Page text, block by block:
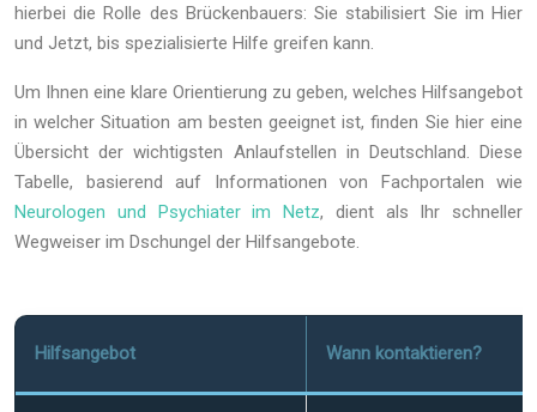
hierbei die Rolle des Brückenbauers: Sie stabilisiert Sie im Hier
und Jetzt, bis spezialisierte Hilfe greifen kann.
Um Ihnen eine klare Orientierung zu geben, welches Hilfsangebot
in welcher Situation am besten geeignet ist, finden Sie hier eine
Übersicht der wichtigsten Anlaufstellen in Deutschland. Diese
Tabelle, basierend auf Informationen von Fachportalen wie
Neurologen und Psychiater im Netz, dient als Ihr schneller
Wegweiser im Dschungel der Hilfsangebote.
Hilfsangebot Wann kontaktieren?